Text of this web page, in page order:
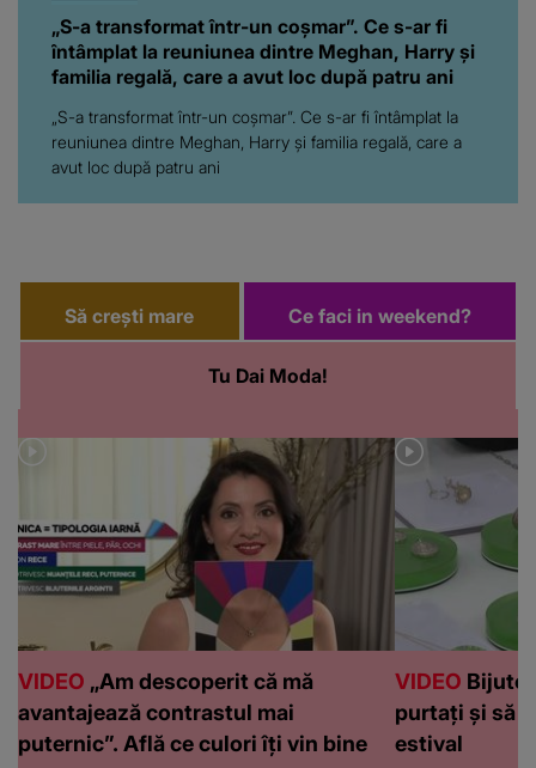
„S-a transformat într-un coșmar”. Ce s-ar fi
întâmplat la reuniunea dintre Meghan, Harry și
familia regală, care a avut loc după patru ani
„S-a transformat într-un coșmar”. Ce s-ar fi întâmplat la
reuniunea dintre Meghan, Harry și familia regală, care a
avut loc după patru ani
Să crești mare
Tu Dai Moda!
Ce faci in weekend?
VIDEO „Am descoperit că mă
avantajează contrastul mai
puternic”. Află ce culori îți vin bine
VIDEO
purtați și să
estival